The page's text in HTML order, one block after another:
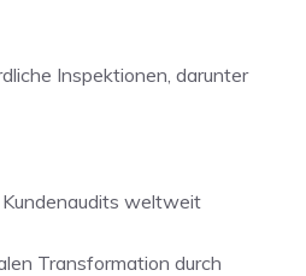
Inspektionen, darunter
weltweit
Transformation durch